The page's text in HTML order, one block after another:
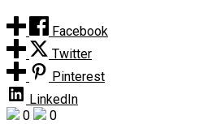
Facebook
Twitter
Pinterest
LinkedIn
0
0